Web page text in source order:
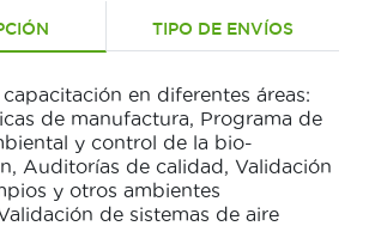
TIPO DE ENVÍOS
en diferentes áreas:
de manufactura, Programa de
y control de la bio-
Auditorías de calidad, Validación
y otros ambientes
de sistemas de aire